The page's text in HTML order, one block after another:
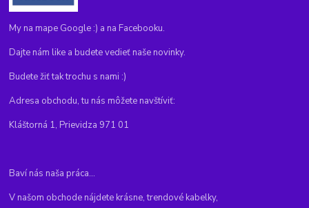
My na mape Google :) a na Facebooku.
Dajte nám like a budete vedieť naše novinky.
Budete žiť tak trochu s nami :)
Adresa obchodu, tu nás môžete navštíviť:
Kláštorná 1, Prievidza 971 01
Baví nás naša práca...
V našom obchode nájdete krásne, trendové kabelky,